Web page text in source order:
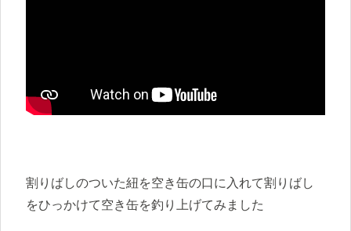
割りばしのついた紐を空き缶の口に入れて割りばし
をひっかけて空き缶を釣り上げてみました